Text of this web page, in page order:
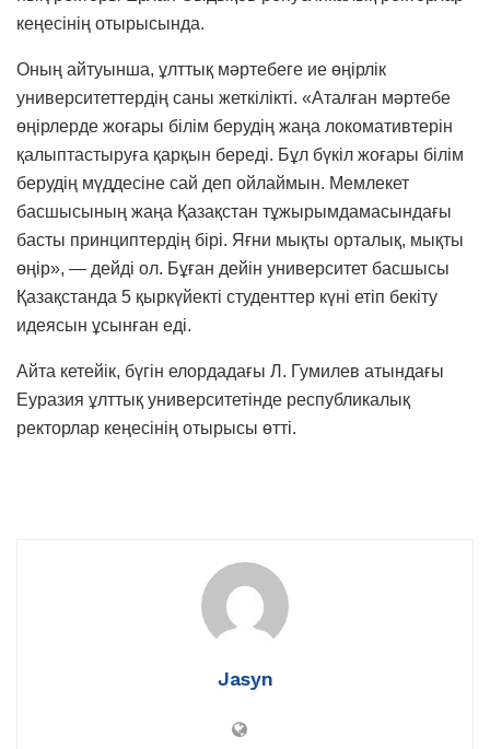
кеңесінің отырысында.
Оның айтуынша, ұлттық мәртебеге ие өңірлік
университеттердің саны жеткілікті. «Аталған мәртебе
өңірлерде жоғары білім берудің жаңа локомативтерін
қалыптастыруға қарқын береді. Бұл бүкіл жоғары білім
берудің мүддесіне сай деп ойлаймын. Мемлекет
басшысының жаңа Қазақстан тұжырымдамасындағы
басты принциптердің бірі. Яғни мықты орталық, мықты
өңір», — дейді ол. Бұған дейін университет басшысы
Қазақстанда 5 қыркүйекті студенттер күні етіп бекіту
идеясын ұсынған еді.
Айта кетейік, бүгін елордадағы Л. Гумилев атындағы
Еуразия ұлттық университетінде республикалық
ректорлар кеңесінің отырысы өтті.
Jasyn